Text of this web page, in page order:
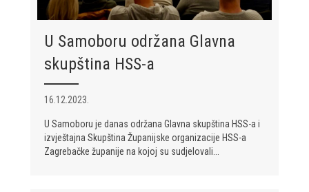
U Samoboru održana Glavna
skupština HSS-a
16.12.2023.
U Samoboru je danas održana Glavna skupština HSS-a i
izvještajna Skupština Županijske organizacije HSS-a
Zagrebačke županije na kojoj su sudjelovali...